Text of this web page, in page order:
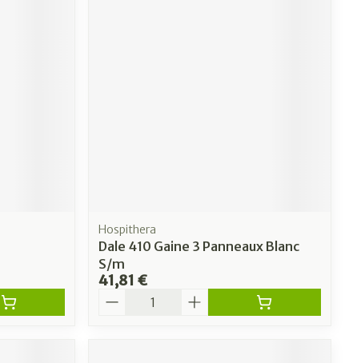
Hospithera
Dale 410 Gaine 3 Panneaux Blanc
S/m
41,81 €
Quantité